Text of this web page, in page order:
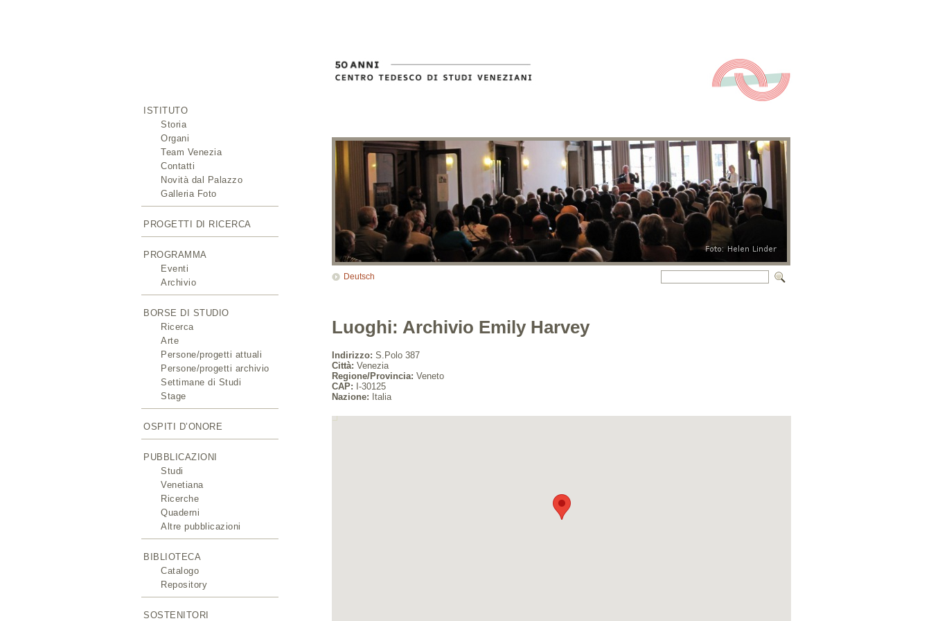
ISTITUTO
Storia
Organi
Team Venezia
Contatti
Novità dal Palazzo
Galleria Foto
PROGETTI DI RICERCA
PROGRAMMA
Eventi
Archivio
BORSE DI STUDIO
Ricerca
Arte
Persone/progetti attuali
Persone/progetti archivio
Settimane di Studi
Stage
OSPITI D’ONORE
PUBBLICAZIONI
Studi
Venetiana
Ricerche
Quaderni
Altre pubblicazioni
BIBLIOTECA
Catalogo
Repository
SOSTENITORI
Deutsch
Luoghi: Archivio Emily Harvey
Indirizzo: S.Polo 387
Città: Venezia
Regione/Provincia: Veneto
CAP: I-30125
Nazione: Italia